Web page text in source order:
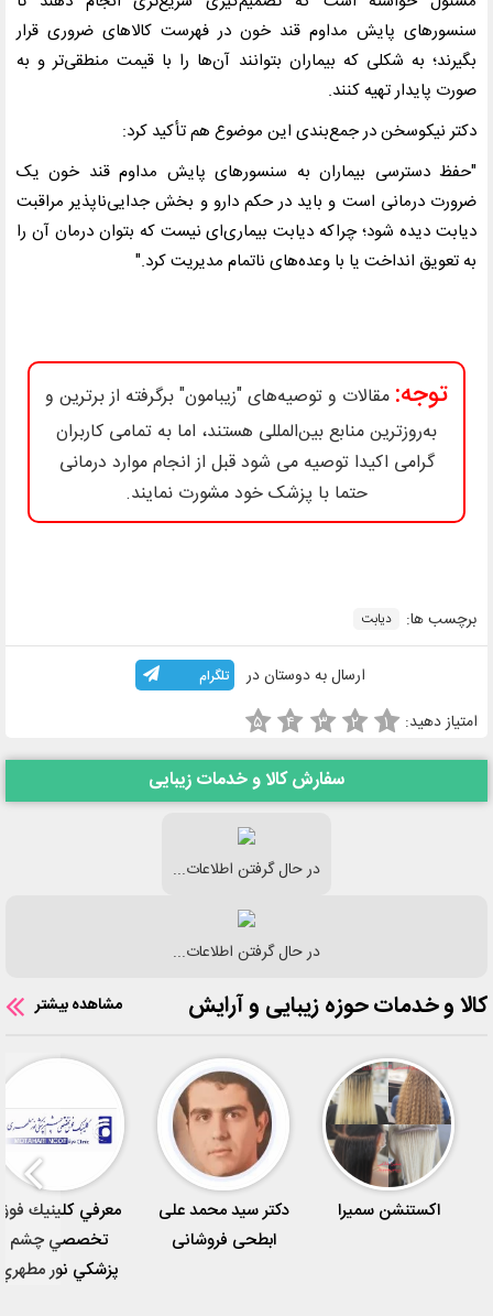
سنسورهای پایش مداوم قند خون در فهرست کالاهای ضروری قرار
بگیرند؛ به شکلی که بیماران بتوانند آن‌ها را با قیمت منطقی‌تر و به
صورت پایدار تهیه کنند.
دکتر نیکوسخن در جمع‌بندی این موضوع هم تأکید کرد:
"حفظ دسترسی بیماران به سنسورهای پایش مداوم قند خون یک
ضرورت درمانی است و باید در حکم دارو و بخش جدایی‌ناپذیر مراقبت
دیابت دیده شود؛ چراکه دیابت بیماری‌ای نیست که بتوان درمان آن را
به تعویق انداخت یا با وعده‌های ناتمام مدیریت کرد."
توجه: مقالات و توصیه‌های "زیبامون" برگرفته از برترین و
به‌روزترین منابع بین‌المللی هستند، اما به تمامی کاربران
گرامی اکیدا توصیه می شود قبل از انجام موارد درمانی
حتما با پزشک خود مشورت نمایند.
برچسب ها: دیابت
ارسال به دوستان در تلگرام
امتیاز دهید: ۱ ۲ ۳ ۴ ۵
سفارش کالا و خدمات زیبایی
در حال گرفتن اطلاعات...
در حال گرفتن اطلاعات...
کالا و خدمات حوزه زیبایی و آرایش مشاهده بیشتر
اکستنشن سمیرا
دکتر سید محمد علی
ابطحی فروشانی
معرفي كلينيك
تخصصي چشم
پزشكي نور